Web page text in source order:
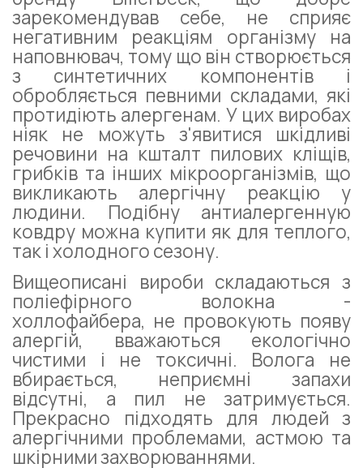
зарекомендував себе, не сприяє
негативним реакціям організму на
наповнювач, тому що він створюється
з синтетичних компонентів і
обробляється певними складами, які
протидіють алергенам. У цих виробах
ніяк не можуть з'явитися шкідливі
речовини на кшталт пилових кліщів,
грибків та інших мікроорганізмів, що
викликають алергічну реакцію у
людини. Подібну антиалергенную
ковдру можна купити як для теплого,
так і холодного сезону.
Вищеописані вироби складаються з
поліефірного волокна -
холлофайбера, не провокують появу
алергій, вважаються екологічно
чистими і не токсичні. Волога не
вбирається, неприємні запахи
відсутні, а пил не затримується.
Прекрасно підходять для людей з
алергічними проблемами, астмою та
шкірними захворюваннями.